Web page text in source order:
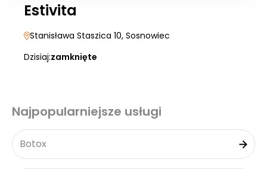
Estivita
Stanisława Staszica 10, Sosnowiec
Dzisiaj:zamknięte
Najpopularniejsze usługi
Botox